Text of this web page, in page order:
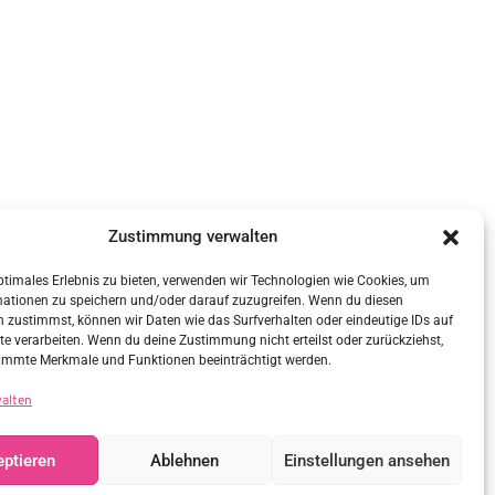
Zustimmung verwalten
Erlebnis zu bieten, verwenden wir Technologien wie Cookies, um
zu speichern und/oder darauf zuzugreifen. Wenn du diesen
zustimmst, können wir Daten wie das Surfverhalten oder eindeutige IDs auf
verarbeiten. Wenn du deine Zustimmung nicht erteilst oder zurückziehst,
Merkmale und Funktionen beeinträchtigt werden.
Ablehnen Einstellungen ansehen